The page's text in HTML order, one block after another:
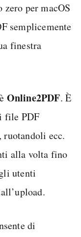
zero per macOS
semplicemente
finestra
Online2PDF. È
file PDF
ruotandoli ecc.
alla volta fino
utenti
di